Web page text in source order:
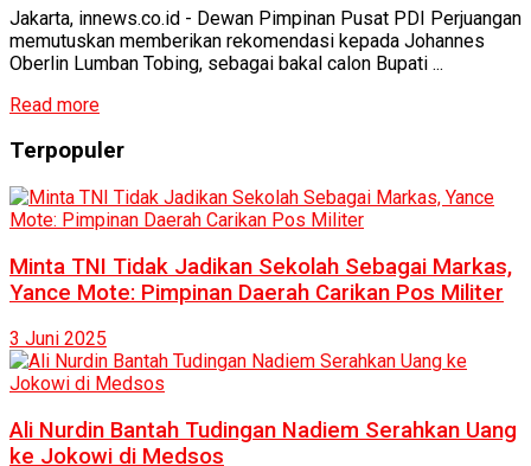
Jakarta, innews.co.id - Dewan Pimpinan Pusat PDI Perjuangan
memutuskan memberikan rekomendasi kepada Johannes
Oberlin Lumban Tobing, sebagai bakal calon Bupati ...
Read more
Terpopuler
Minta TNI Tidak Jadikan Sekolah Sebagai Markas,
Yance Mote: Pimpinan Daerah Carikan Pos Militer
3 Juni 2025
Ali Nurdin Bantah Tudingan Nadiem Serahkan Uang
ke Jokowi di Medsos